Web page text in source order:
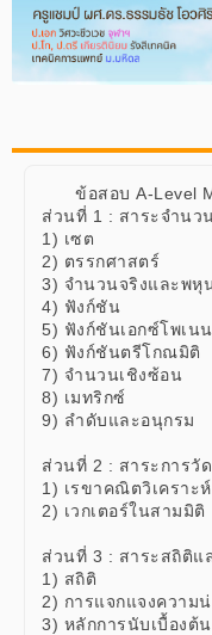
ข้อสอบ A-Level
ส่วนที่ 1 : สาระจำน
1) เซต
2) ตรรกศาสตร์
3) จำนวนจริงและพหุ
4) ฟังก์ชัน
5) ฟังก์ชันเอกซ์โพเน
6) ฟังก์ชันตรีโกณมิติ
7) จํานวนเชิงซ้อน
8) เมทริกซ์
9) ลําดับและอนุกรม
ส่วนที่ 2 : สาระการวั
1) เรขาคณิตวิเคราะห์
2) เวกเตอร์ในสามมิติ
ส่วนที่ 3 : สาระสถิติแ
1) สถิติ
2) การแจกแจงความ
3) หลักการนับเบื้องต้น